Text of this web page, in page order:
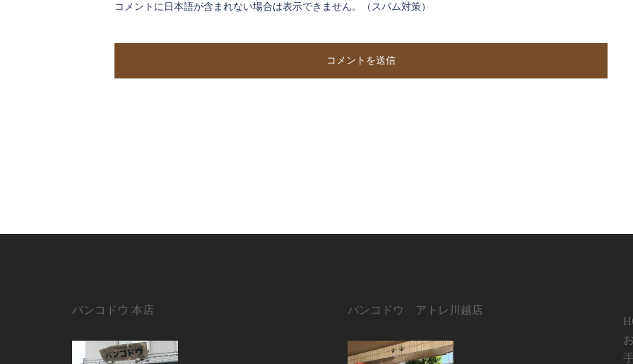
コメントに日本語が含まれない場合は表示できません。（スパム対策）
バンコドウ 本店 バンコドウ アトレ川越店